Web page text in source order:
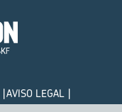
AVISO LEGAL